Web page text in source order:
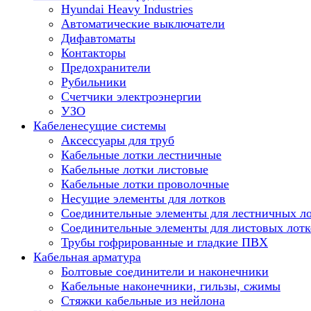
Hyundai Heavy Industries
Автоматические выключатели
Дифавтоматы
Контакторы
Предохранители
Рубильники
Счетчики электроэнергии
УЗО
Кабеленесущие системы
Аксессуары для труб
Кабельные лотки лестничные
Кабельные лотки листовые
Кабельные лотки проволочные
Несущие элементы для лотков
Соединительные элементы для лестничных
Соединительные элементы для листовых
Трубы гофрированные и гладкие ПВХ
Кабельная арматура
Болтовые соединители и наконечники
Кабельные наконечники, гильзы, сжимы
Стяжки кабельные из нейлона